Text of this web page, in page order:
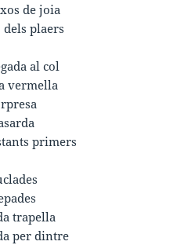
de joia
dels plaers
al col
vermella
primers
trapella
per dintre